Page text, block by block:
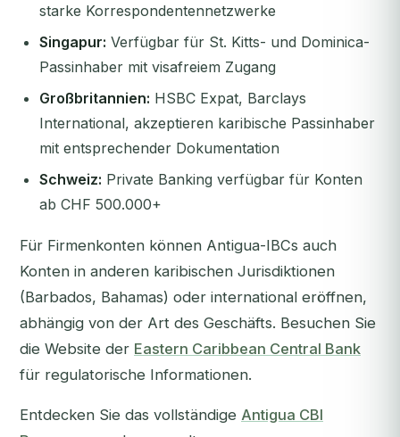
starke Korrespondentennetzwerke
Singapur: Verfügbar für St. Kitts- und Dominica-
Passinhaber mit visafreiem Zugang
Großbritannien: HSBC Expat, Barclays
International, akzeptieren karibische Passinhaber
mit entsprechender Dokumentation
Schweiz: Private Banking verfügbar für Konten
ab CHF 500.000+
Für Firmenkonten können Antigua-IBCs auch
Konten in anderen karibischen Jurisdiktionen
(Barbados, Bahamas) oder international eröffnen,
abhängig von der Art des Geschäfts. Besuchen Sie
die Website der Eastern Caribbean Central Bank
für regulatorische Informationen.
Entdecken Sie das vollständige Antigua CBI